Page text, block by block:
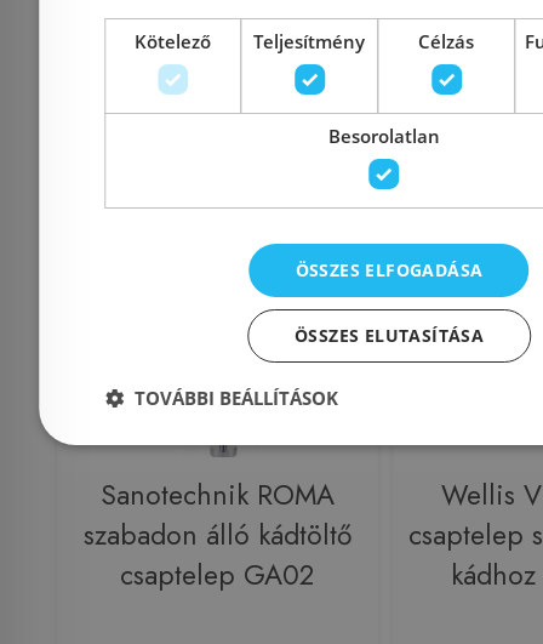
536 604 Ft 159 900 Ft
-17%
Rendelésre
Sanotechnik ROMA
szabadon álló kádtöltő
csaptelep GA02
Rendelésre
Wellis
csaptelep
Kötelező Teljesítmény Célzás
Besorolatlan
ÖSSZES ELFOGADÁSA
ÖSSZES ELUTASÍTÁSA
TOVÁBBI BEÁLLÍTÁSOK